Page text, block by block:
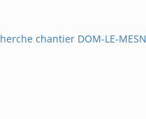
chantier DOM-LE-